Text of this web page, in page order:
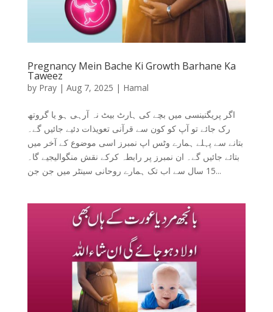
Pregnancy Mein Bache Ki Growth Barhane Ka
Taweez
by Pray| Aug 7, 2025 | Hamal
اگر پریگنینسی میں بچے کی ہارٹ بیٹ نہ آرہی ہو یا گروتھ
رک جائے تو آپ کو کون سے قرآنی تعویذات دئیے جائیں گے۔
بتانے سے پہلے ہمارے وٹس اپ نمبرز اسی موضوع کے آخر میں
بتائے جائیں گے۔ ان نمبرز پر رابطہ کرکے نقش منگوالیجیے گا۔
15 سال سے اب تک ہمارے روحانی سینٹر میں جن جن...